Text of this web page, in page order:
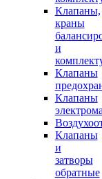
Клапаны,
краны
и
Клапаны
Клапаны
Клапаны
и
затворы
обратные